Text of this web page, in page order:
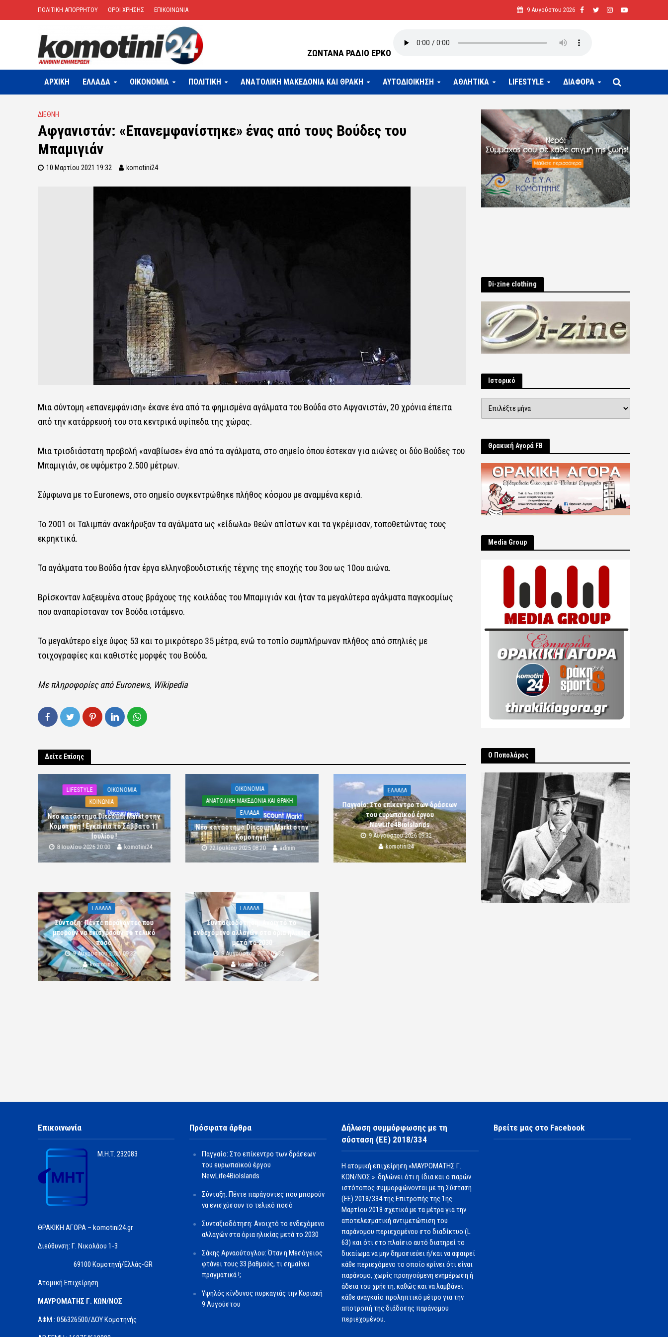
ΠΟΛΙΤΙΚΗ ΑΠΟΡΡΗΤΟΥ ΟΡΟΙ ΧΡΗΣΗΣ ΕΠΙΚΟΙΝΩΝΙΑ 9 Αυγούστου 2026
ΖΩΝΤΑΝΑ ΡΑΔΙΟ ΕΡΚΟ
ΑΡΧΙΚΗ ΕΛΛΑΔΑ OIKONOMIA ΠΟΛΙΤΙΚΗ ΑΝΑΤΟΛΙΚΗ ΜΑΚΕΔΟΝΙΑ ΚΑΙ ΘΡΑΚΗ ΑΥΤΟΔΙΟΙΚΗΣΗ ΑΘΛΗΤΙΚΑ LIFESTYLE ΔΙΑΦΟΡΑ
ΔΙΕΘΝΗ
Αφγανιστάν: «Επανεμφανίστηκε» ένας από τους Βούδες του
Μπαμιγιάν
10 Μαρτίου 2021 19:32 komotini24
Μια σύντομη «επανεμφάνιση» έκανε ένα από τα φημισμένα αγάλματα του Βούδα στο Αφγανιστάν, 20 χρόνια έπειτα
από την κατάρρευσή του στα κεντρικά υψίπεδα της χώρας.
Μια τρισδιάστατη προβολή «αναβίωσε» ένα από τα αγάλματα, στο σημείο όπου έστεκαν για αιώνες οι δύο Βούδες του
Μπαμιγιάν, σε υψόμετρο 2.500 μέτρων.
Σύμφωνα με το Euronews, στο σημείο συγκεντρώθηκε πλήθος κόσμου με αναμμένα κεριά.
Το 2001 οι Ταλιμπάν ανακήρυξαν τα αγάλματα ως «είδωλα» θεών απίστων και τα γκρέμισαν, τοποθετώντας τους
εκρηκτικά.
Τα αγάλματα του Βούδα ήταν έργα ελληνοβουδιστικής τέχνης της εποχής του 3ου ως 10ου αιώνα.
Βρίσκονταν λαξευμένα στους βράχους της κοιλάδας του Μπαμιγιάν και ήταν τα μεγαλύτερα αγάλματα παγκοσμίως
που αναπαρίσταναν τον Βούδα ιστάμενο.
Το μεγαλύτερο είχε ύψος 53 και το μικρότερο 35 μέτρα, ενώ το τοπίο συμπλήρωναν πλήθος από σπηλιές με
τοιχογραφίες και καθιστές μορφές του Βούδα.
Με πληροφορίες από Euronews, Wikipedia
Δείτε Επίσης
LIFESTYLE
OIKONOMIA
ΚΟΙΝΩΝΙΑ
Νέο κατάστημα Discount Markt στην
Κομοτηνή ! Εγκαίνια το Σάββατο 11
Ιουλίου !
8 Ιουλίου 2026 20:00 komotini24
OIKONOMIA
ΑΝΑΤΟΛΙΚΗ ΜΑΚΕΔΟΝΙΑ ΚΑΙ ΘΡΑΚΗ
ΕΛΛΑΔΑ
Νέο κατάστημα Discount Markt στην
Κομοτηνή!
22 Ιουλίου 2025 08:20 admin
ΕΛΛΑΔΑ
Παγγαίο: Στο επίκεντρο των δράσεων
του ευρωπαϊκού έργου
NewLife4BioIslands
9 Αυγούστου 2026 09:32
komotini24
ΕΛΛΑΔΑ
Σύνταξη: Πέντε παράγοντες που
μπορούν να ενισχύσουν το τελικό
ποσό
9 Αυγούστου 2026 09:32
komotini24
ΕΛΛΑΔΑ
Συνταξιοδότηση: Ανοιχτό το
ενδεχόμενο αλλαγών στα όρια ηλικίας
μετά το 2030
9 Αυγούστου 2026 09:32
komotini24
Di-zine clothing
Ιστορικό
Θρακική Αγορά FB
Μedia Group
Ο Ποπολάρος
Επικοινωνία
Μ.Η.Τ. 232083
ΘΡΑΚΙΚΗ ΑΓΟΡΑ – komotini24.gr
Διεύθυνση: Γ. Νικολάου 1-3
69100 Κομοτηνή/Ελλάς-GR
Ατομική Επιχείρηση
ΜΑΥΡΟΜΑΤΗΣ Γ. ΚΩΝ/ΝΟΣ
ΑΦΜ : 056326500/ΔOΥ Κομοτηνής
Πρόσφατα άρθρα
Παγγαίο: Στο επίκεντρο των δράσεων
του ευρωπαϊκού έργου
NewLife4BioIslands
Σύνταξη: Πέντε παράγοντες που μπορούν
να ενισχύσουν το τελικό ποσό
Συνταξιοδότηση: Ανοιχτό το ενδεχόμενο
αλλαγών στα όρια ηλικίας μετά το 2030
Σάκης Αρναούτογλου: Όταν η Μεσόγειος
φτάνει τους 33 βαθμούς, τι σημαίνει
πραγματικά !;
Υψηλός κίνδυνος πυρκαγιάς την Κυριακή
9 Αυγούστου
Δήλωση συμμόρφωσης με τη
σύσταση (ΕΕ) 2018/334
Η ατομική επιχείρηση «ΜΑΥΡΟΜΑΤΗΣ Γ.
ΚΩΝ/ΝΟΣ » δηλώνει ότι η ίδια και ο παρών
ιστότοπος συμμορφώνονται με τη Σύσταση
(ΕΕ) 2018/334 της Επιτροπής της 1ης
Μαρτίου 2018 σχετικά με τα μέτρα για την
αποτελεσματική αντιμετώπιση του
παράνομου περιεχομένου στο διαδίκτυο (L
63) και ότι στο πλαίσιο αυτό διατηρεί το
δικαίωμα να μην δημοσιεύει ή/και να αφαιρεί
κάθε περιεχόμενο το οποίο κρίνει ότι είναι
παράνομο, χωρίς προηγούμενη ενημέρωση ή
άδεια του χρήστη, καθώς και να λαμβάνει
κάθε αναγκαίο προληπτικό μέτρο για την
αποτροπή της διάδοσης παράνομου
περιεχομένου.
Βρείτε μας στο Facebook